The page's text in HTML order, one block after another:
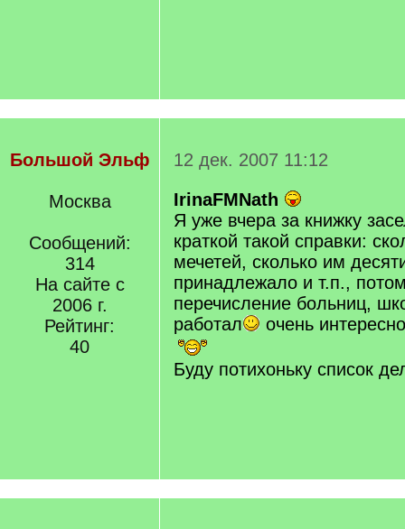
Большой Эльф
Москва
Сообщений:
314
На сайте с
2006 г.
Рейтинг:
40
12 дек. 2007 11:12
IrinaFMNath
Я уже вчера за книжку
краткой такой справки:
мечетей, сколько им
принадлежало и т.п.,
перечисление больниц,
работал
очень интересно
Буду потихоньку список